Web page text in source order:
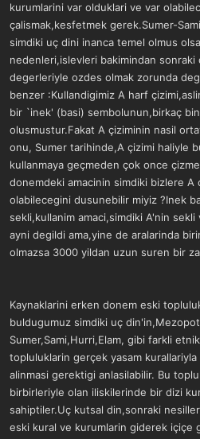
kurumlarini var olduklari ve var
çalismak,kesfetmek gerek.Sumer-
simdiki uç dini inanca temel olmus
nedenleri,islevleri bakimindan
degerleriyle ozdes olmak zorunda
benzer :Kullandigimiz A harf
bir `inek' (basi) sembolunun,birkaç
olusmustur.Fakat A çiziminin nasil
onu, Sumer tarihinde,A çizimi haliyle
kullanmaya geçmeden çok once
donemdeki amacinin simdiki bizlere A
olabilecegini dusunebilir miyiz ?Inek
sekli,kullanim amaci,simdiki A'nin sekli
ayni degildi ama,yine de aralarinda
olmazsa 3000 yildan uzun suren bir
Kaynaklarini erken donem eski
buldugumuz simdiki uç
Sumer,Sami,Hurri,Elam, gibi farkli
topluluklarin gerçek yasam
alinmasi gerektigi anlasilabilir. Bu
birbirleriyle olan iliskilerinde bir dizi
sahiptiler.Uç kutsal din,sonraki
eski kural ve kurumlarin giderek içiçe